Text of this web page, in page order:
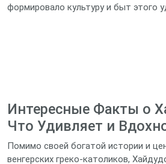
формировало культуру и быт этого
Интересные Факты о
Что Удивляет и
Помимо своей богатой истории и
венгерских греко-католиков,